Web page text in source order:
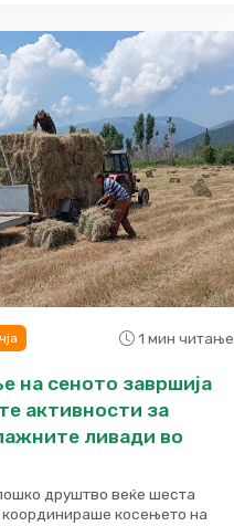
1 мин читање
на сеното завршија
активности за
ливади во
друштво веќе шеста
координираше косењето на